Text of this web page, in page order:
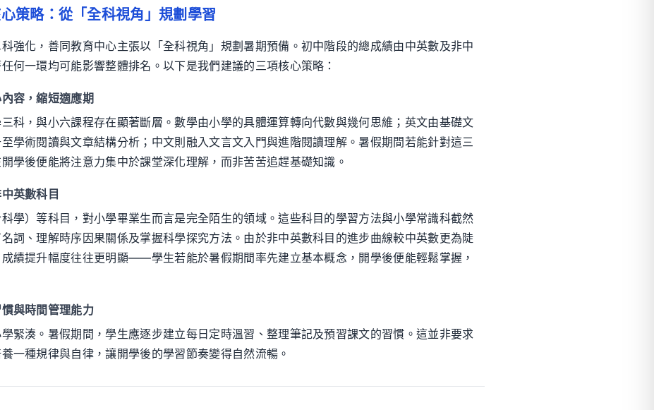
策略：從「全科視角」規劃學習
強化，善同教育中心主張以「全科視角」規劃暑期預備。初中階段的總成績由中英數及非中
何一環均可能影響整體排名。以下是我們建議的三項核心策略：
容，縮短適應期
科，與小六課程存在顯著斷層。數學由小學的具體運算轉向代數與幾何思維；英文由基礎文
學術閱讀與文章結構分析；中文則融入文言文入門與進階閱讀理解。暑假期間若能針對這三
學後便能將注意力集中於課堂深化理解，而非苦苦追趕基礎知識。
英數科目
學）等科目，對小學畢業生而言是完全陌生的領域。這些科目的學習方法與小學常識科截然
詞、理解時序因果關係及掌握科學探究方法。由於非中英數科目的進步曲線較中英數更為陡
績提升幅度往往更明顯——學生若能於暑假期間率先建立基本概念，開學後便能輕鬆掌握，
與時間管理能力
緊湊。暑假期間，學生應逐步建立每日定時溫習、整理筆記及預習課文的習慣。這並非要求
一種規律與自律，讓開學後的學習節奏變得自然流暢。